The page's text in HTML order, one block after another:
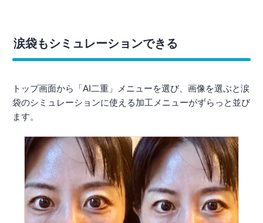
涙袋もシミュレーションできる
トップ画面から「AI二重」メニューを選び、画像を選ぶと涙
袋のシミュレーションに使える加工メニューがずらっと並び
ます。